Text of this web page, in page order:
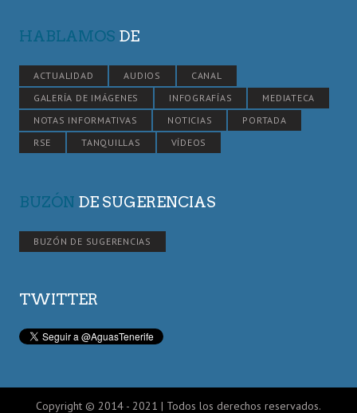
HABLAMOS DE
ACTUALIDAD AUDIOS
CANAL
GALERÍA DE IMÁGENES
INFOGRAFÍAS
MEDIATECA
NOTAS INFORMATIVAS
NOTICIAS
PORTADA
RSE
TANQUILLAS VÍDEOS
BUZÓN DE SUGERENCIAS
BUZÓN DE SUGERENCIAS
TWITTER
Copyright © 2014 - 2021 | Todos los derechos reservados.